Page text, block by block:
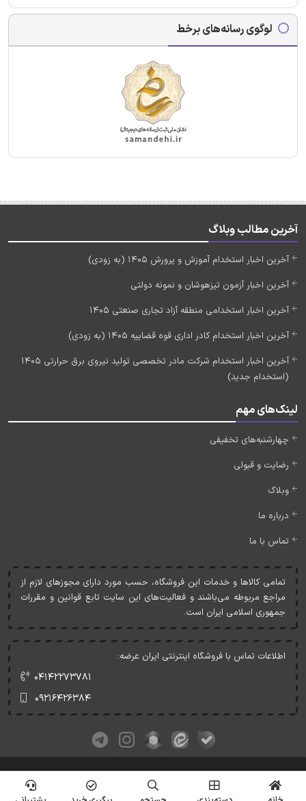
لوگوی رسانه‌های برخط
آخرین مطالب وبلاگ
آخرین اخبار استخدام آموزش و پرورش 1405 (به زودی)
آخرین اخبار آزمون تیزهوشان و نمونه دولتی
آخرین اخبار استخدامی منطقه آزاد تجاری صنعتی 1405
آخرین اخبار استخدام کادر اداری قوه قضاییه 1405 (به زودی)
آخرین اخبار استخدام شرکت مادر تخصصی تولید نیروی برق حرارتی 1405
(استخدام جدید)
لینک‌های مهم
چهارشنبه‌های تخفیفی
رضایت و قبولی
وبلاگ
درباره ما
تماس با ما
تمامی کالاها و خدمات اين فروشگاه، حسب مورد دارای مجوزهای لازم از
مراجع مربوطه می‌باشند و فعاليت‌های اين سايت تابع قوانين و مقررات
جمهوری اسلامی ايران است.
اطلاعات تماس با فروشگاه اینترنتی ایران عرضه:
۰۴۱۴۲۲۷۳۷۸۱
۰۹۲۱۶۴۲۶۳۸۴